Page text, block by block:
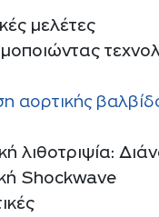
μελέτες
αορτικής
λιθοτριψία:
Shockwave